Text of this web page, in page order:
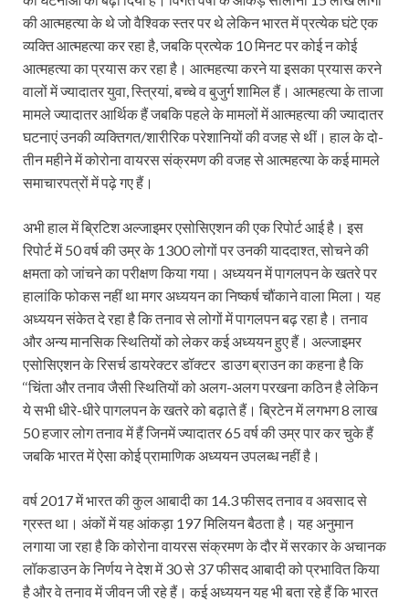
की आत्महत्या के थे जो वैश्विक स्तर पर थे लेकिन भारत में प्रत्येक घंटे एक
व्यक्ति आत्महत्या कर रहा है, जबकि प्रत्येक 10 मिनट पर कोई न कोई
आत्महत्या का प्रयास कर रहा है। आत्महत्या करने या इसका प्रयास करने
वालों में ज्यादातर युवा, स्त्रियां, बच्चे व बुजुर्ग शामिल हैं। आत्महत्या के ताजा
मामले ज्यादातर आर्थिक हैं जबकि पहले के मामलों में आत्महत्या की ज्यादातर
घटनाएं उनकी व्यक्तिगत/शारीरिक परेशानियों की वजह से थीं। हाल के दो-
तीन महीने में कोरोना वायरस संक्रमण की वजह से आत्महत्या के कई मामले
समाचारपत्रों में पढ़े गए हैं।
अभी हाल में ब्रिटिश अल्जाइमर एसोसिएशन की एक रिपोर्ट आई है। इस
रिपोर्ट में 50 वर्ष की उम्र के 1300 लोगों पर उनकी याददाश्त, सोचने की
क्षमता को जांचने का परीक्षण किया गया। अध्ययन में पागलपन के खतरे पर
हालांकि फोकस नहीं था मगर अध्ययन का निष्कर्ष चौंकाने वाला मिला। यह
अध्ययन संकेत दे रहा है कि तनाव से लोगों में पागलपन बढ़ रहा है। तनाव
और अन्य मानसिक स्थितियों को लेकर कई अध्ययन हुए हैं। अल्जाइमर
एसोसिएशन के रिसर्च डायरेक्टर डॉक्टर डाउग ब्राउन का कहना है कि
‘‘चिंता और तनाव जैसी स्थितियों को अलग-अलग परखना कठिन है लेकिन
ये सभी धीरे-धीरे पागलपन के खतरे को बढ़ाते हैं। ब्रिटेन में लगभग 8 लाख
50 हजार लोग तनाव में हैं जिनमें ज्यादातर 65 वर्ष की उम्र पार कर चुके हैं
जबकि भारत में ऐसा कोई प्रामाणिक अध्ययन उपलब्ध नहीं है।
वर्ष 2017 में भारत की कुल आबादी का 14.3 फीसद तनाव व अवसाद से
ग्रस्त था। अंकों में यह आंकड़ा 197 मिलियन बैठता है। यह अनुमान
लगाया जा रहा है कि कोरोना वायरस संक्रमण के दौर में सरकार के अचानक
लॉकडाउन के निर्णय ने देश में 30 से 37 फीसद आबादी को प्रभावित किया
है और वे तनाव में जीवन जी रहे हैं। कई अध्ययन यह भी बता रहे हैं कि भारत